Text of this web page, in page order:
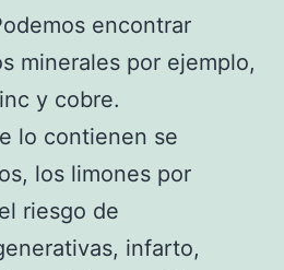
encontrar
minerales por ejemplo,
y cobre.
lo contienen se
los limones por
riesgo de
infarto,